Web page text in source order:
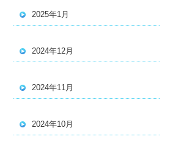
2025年1月
2024年12月
2024年11月
2024年10月